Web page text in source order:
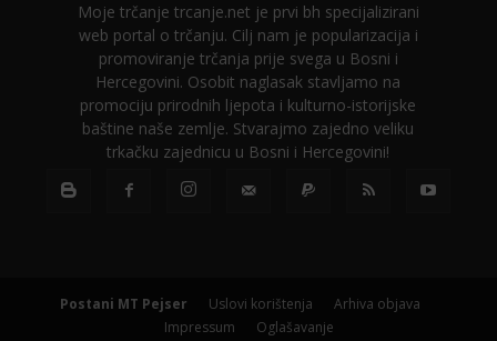
Moje trčanje trcanje.net je prvi bh specijalizirani
web portal o trčanju. Cilj nam je popularizacija i
promoviranje trčanja prije svega u Bosni i
Hercegovini. Osobit naglasak stavljamo na
promociju prirodnih ljepota i kulturno-istorijske
baštine naše zemlje. Stvarajmo zajedno veliku
trkačku zajednicu u Bosni i Hercegovini!
Postani MT Pejser Uslovi korištenja
Arhiva objava
Impressum
Oglašavanje